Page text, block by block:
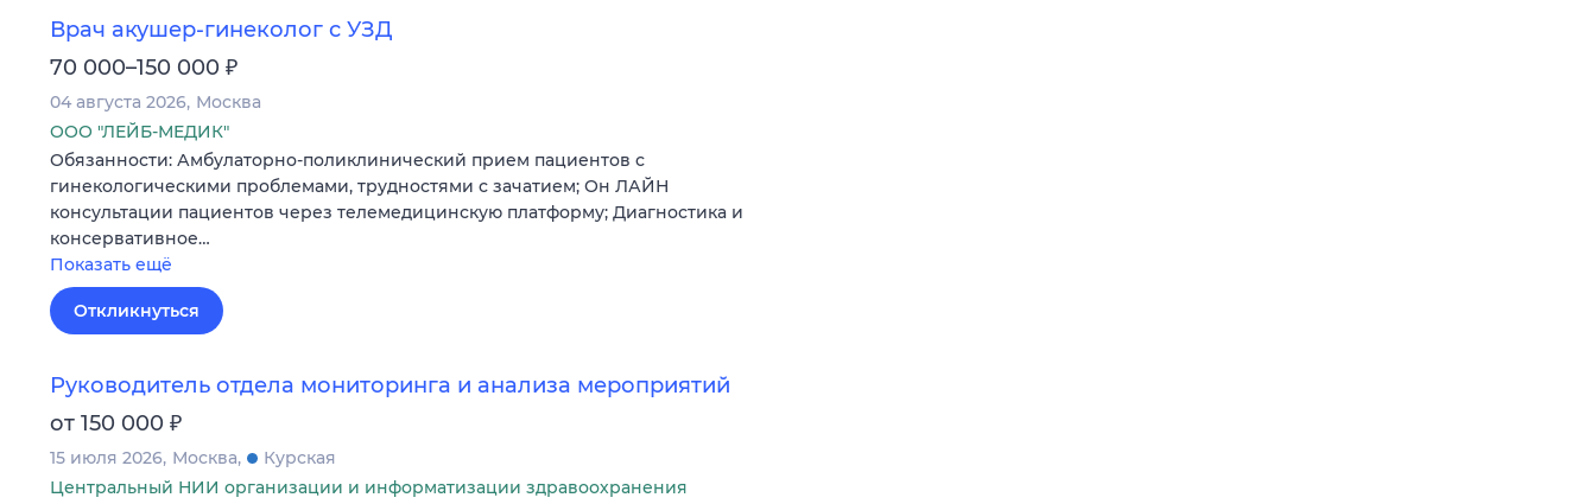
Врач акушер-гинеколог с УЗД
70 000–150 000 ₽
04 августа 2026 Москва
ООО "ЛЕЙБ-МЕДИК"
Обязанности: Амбулаторно-поликлинический прием пациентов с
гинекологическими проблемами, трудностями с зачатием; Он ЛАЙН
консультации пациентов через телемедицинскую платформу; Диагностика и
консервативное…
Показать ещё
Откликнуться
Руководитель отдела мониторинга и анализа мероприятий
от 150 000 ₽
15 июля 2026 Москва
Курская
Центральный НИИ организации и информатизации здравоохранения